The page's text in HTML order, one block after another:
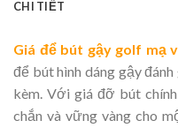
CHI TIẾT
Giá để bút gậy golf mạ
để bút hình dáng gậy
kèm. Với giá đỡ bút
chắn và vững vàng cho